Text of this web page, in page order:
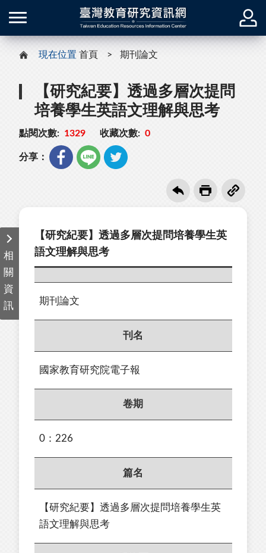
現在位置 首頁 期刊論文
【研究紀要】透過多層次提問
培養學生英語文理解與思考
點閱次數: 1329 收藏次數: 0
分享：
相
關
資
訊
【研究紀要】透過多層次提問培養學生英
語文理解與思考
期刊論文
刊名
國家教育研究院電子報
卷期
0：226
篇名
【研究紀要】透過多層次提問培養學生英
語文理解與思考